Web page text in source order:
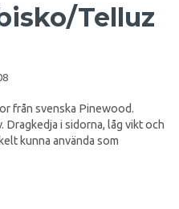
Telluz
från svenska Pinewood.
i sidorna, låg vikt och
kunna använda som